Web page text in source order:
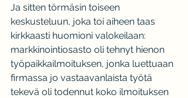
Ja sitten törmäsin toiseen
keskusteluun, joka toi aiheen taas
kirkkaasti huomioni valokeilaan:
markkinointiosasto oli tehnyt hienon
työpaikkailmoituksen, jonka luettuaan
firmassa jo vastaavanlaista työtä
tekevä oli todennut koko ilmoituksen